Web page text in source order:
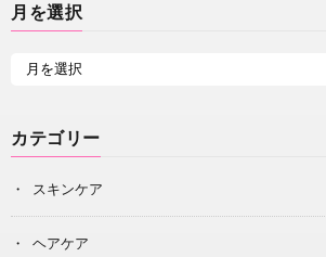
月を選択
カテゴリー
スキンケア
ヘアケア